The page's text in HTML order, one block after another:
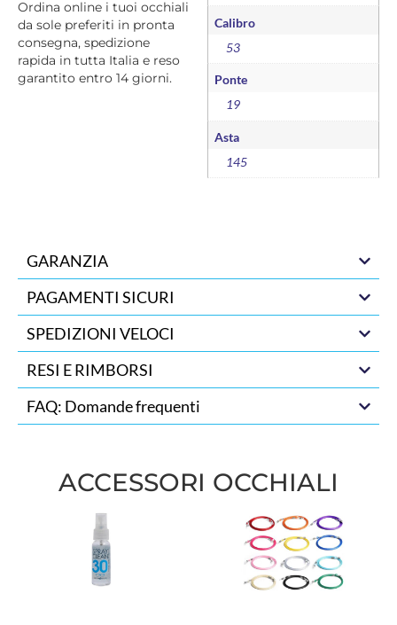
Ordina online i tuoi occhiali
da sole preferiti in pronta
consegna, spedizione
rapida in tutta Italia e reso
garantito entro 14 giorni.
Calibro
53
Ponte
19
Asta
145
GARANZIA
PAGAMENTI SICURI
SPEDIZIONI VELOCI
RESI E RIMBORSI
FAQ: Domande frequenti
ACCESSORI OCCHIALI